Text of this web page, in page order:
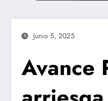
Junio 5, 2025
Avance